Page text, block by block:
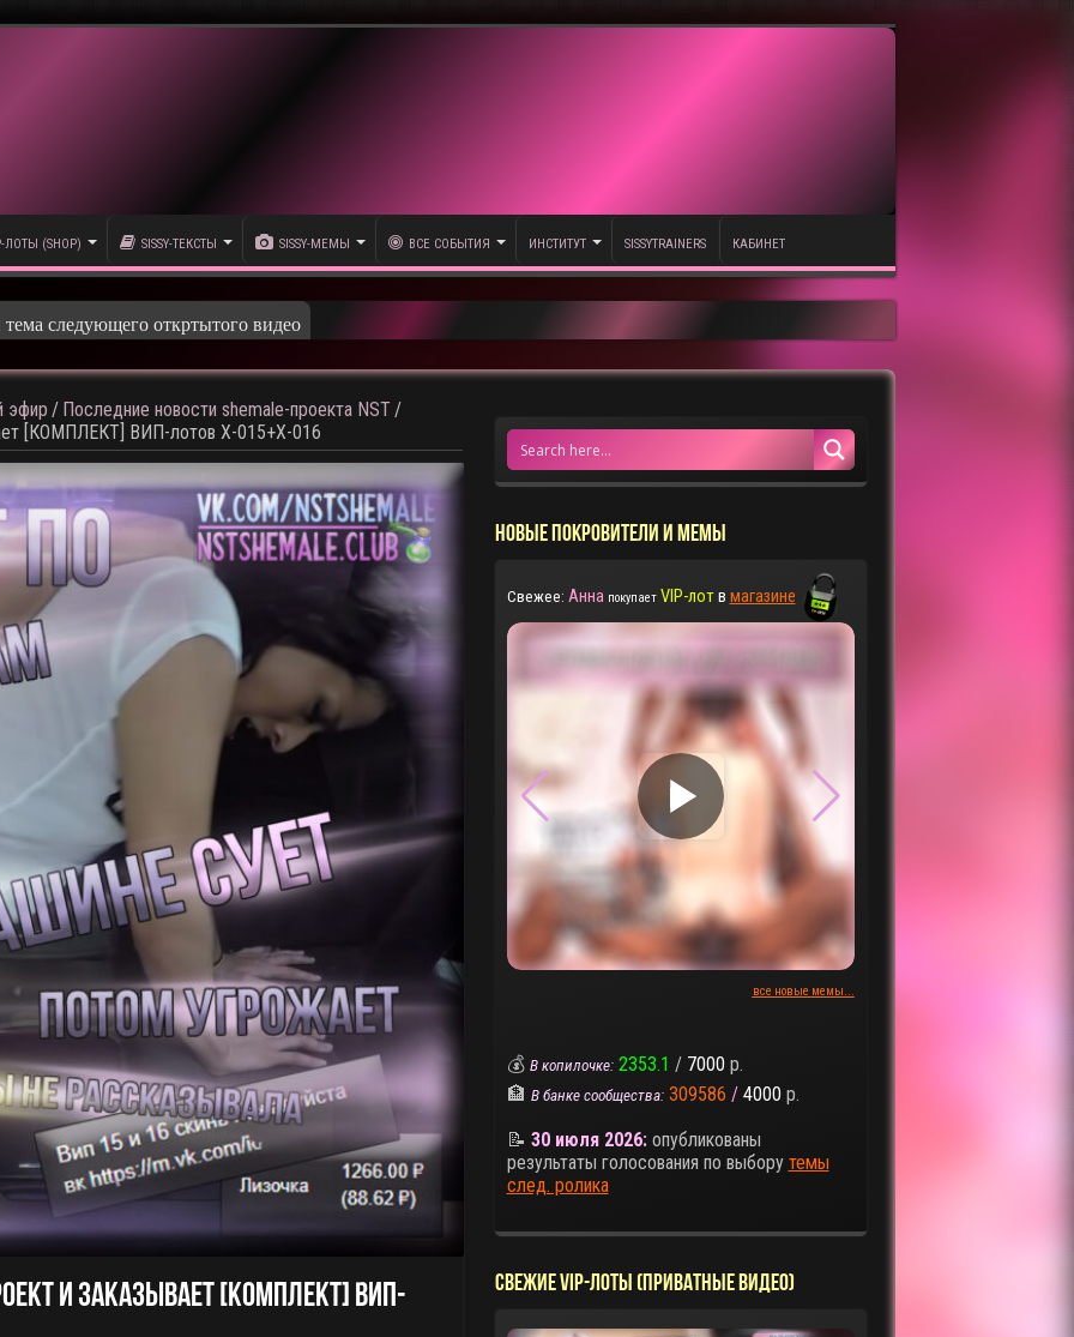
ЛОТЫ (SHOP) SISSY-ТЕКСТЫ SISSY-МЕМЫ ВСЕ СОБЫТИЯ ИНСТИТУТ SISSYTRAINERS КАБИНЕТ
следующего откртытого видео
эфир / Последние новости shemale-проекта NST /
[КОМПЛЕКТ] ВИП-лотов X-015+X-016
И Заказывает [КОМПЛЕКТ] ВИП-
НОВЫЕ ПОКРОВИТЕЛИ И МЕМЫ
Свежее: Анна покупает VIP-лотв магазине
▶
все новые мемы...
💰 В копилочке: 2353.1 / 7000 р.
🏦 В банке сообщества: 309586 / 4000 р.
📝 30 июля 2026:опубликованы
результаты голосования по выбору темы
след. ролика
СВЕЖИЕ VIP-ЛОТЫ (ПРИВАТНЫЕ ВИДЕО)